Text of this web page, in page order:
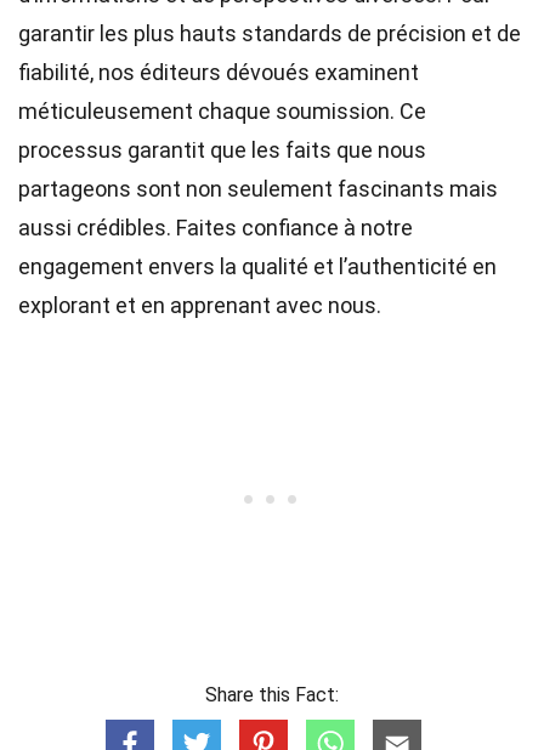
garantir les plus hauts standards de précision et de
fiabilité, nos éditeurs dévoués examinent
méticuleusement chaque soumission. Ce
processus garantit que les faits que nous
partageons sont non seulement fascinants mais
aussi crédibles. Faites confiance à notre
engagement envers la qualité et l’authenticité en
explorant et en apprenant avec nous.
Share this Fact: